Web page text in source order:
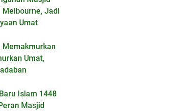
Melbourne, Jadi
Umat
Memakmurkan
Umat,
Islam 1448
Masjid